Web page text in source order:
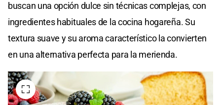
buscan una opción dulce sin técnicas complejas, con
ingredientes habituales de la cocina hogareña. Su
textura suave y su aroma característico la convierten
en una alternativa perfecta para la merienda.